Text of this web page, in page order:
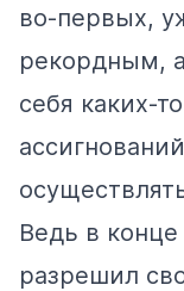
во-первых,
рекордным,
себя каких-
Ведь в
разрешил